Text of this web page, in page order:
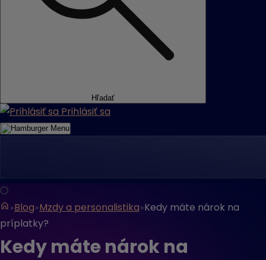
Hľadať
Prihlásiť sa
Menu
Blog Mzdy a personalistika Kedy máte nárok na
príplatky?
Kedy máte nárok na